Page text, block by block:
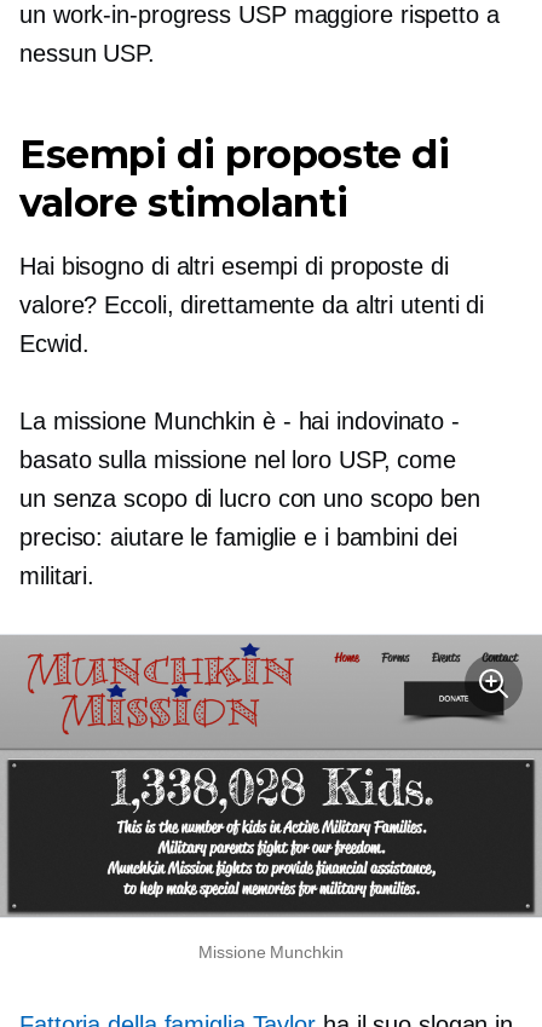
un work-in-progress USP maggiore rispetto a
nessun USP.
Esempi di proposte di
valore stimolanti
Hai bisogno di altri esempi di proposte di
valore? Eccoli, direttamente da altri utenti di
Ecwid.
La missione Munchkin è - hai indovinato-
basato sulla missionenel loro USP, come
un senza scopo di lucrocon uno scopo ben
preciso: aiutare le famiglie e i bambini dei
militari.
Missione Munchkin